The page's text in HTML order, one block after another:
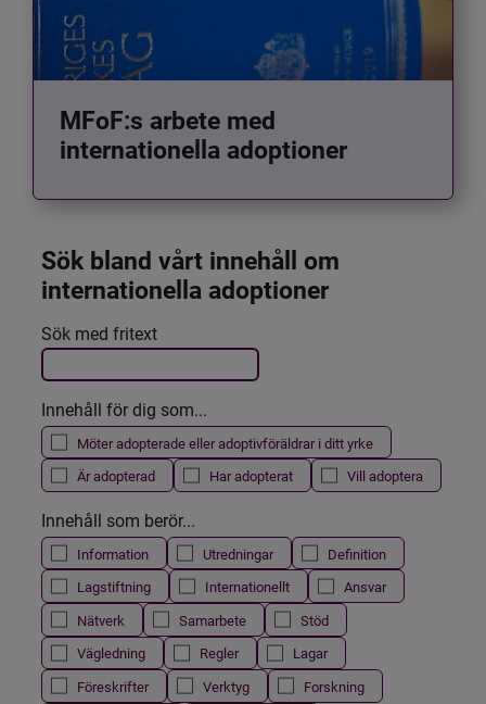
MFoF:s arbete med
internationella adoptioner
Sök bland vårt innehåll om
internationella adoptioner
Filtrera resultatet
Det här formuläret postas automatiskt
Sök med fritext
Innehåll för dig som...
Möter adopterade eller adoptivföräldrar i ditt yrke
Är adopterad
Har adopterat Vill adoptera
Innehåll som berör...
Information Utredningar
Definition
Lagstiftning
Internationellt
Ansvar
Nätverk
Samarbete
Stöd
Vägledning
Regler
Lagar
Föreskrifter
Verktyg
Forskning